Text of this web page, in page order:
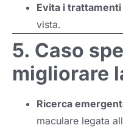
Evita i
vista.
5. Caso
migliorare
Ricerca
maculare legata